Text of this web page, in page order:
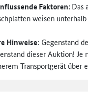
Faktoren:Das
weisen
Hinweise: Gegenstand
dieser Auktion!
Transportgerät über